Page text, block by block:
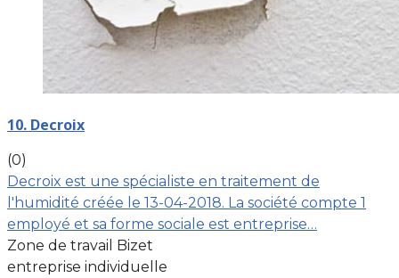
10. Decroix
(0)
Decroix est une spécialiste en traitement de
l'humidité créée le 13-04-2018. La société compte 1
employé et sa forme sociale est entreprise…
Zone de travail Bizet
entreprise individuelle